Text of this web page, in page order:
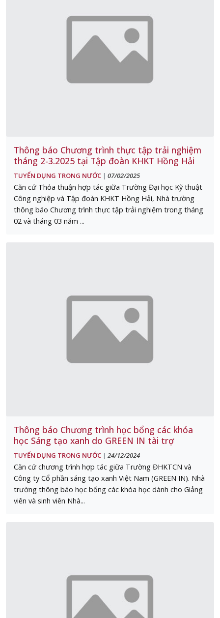
Thông báo Chương trình thực tập trải nghiệm
tháng 2-3.2025 tại Tập đoàn KHKT Hồng Hải
TUYỂN DỤNG TRONG NƯỚC | 07/02/2025
Căn cứ Thỏa thuận hợp tác giữa Trường Đại học Kỹ thuật
Công nghiệp và Tập đoàn KHKT Hồng Hải, Nhà trường
thông báo Chương trình thực tập trải nghiệm trong tháng
02 và tháng 03 năm ...
Thông báo Chương trình học bổng các khóa
học Sáng tạo xanh do GREEN IN tài trợ
TUYỂN DỤNG TRONG NƯỚC | 24/12/2024
Căn cứ chương trình hợp tác giữa Trường ĐHKTCN và
Công ty Cổ phần sáng tạo xanh Việt Nam (GREEN IN). Nhà
trường thông báo học bổng các khóa học dành cho Giảng
viên và sinh viên Nhà...